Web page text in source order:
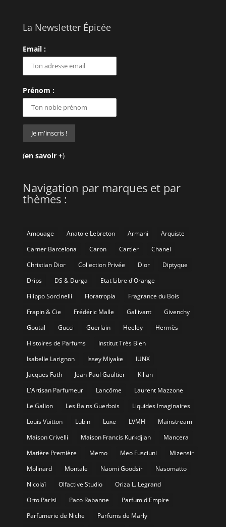
La Newsletter Épicée
Email :
Prénom :
(en savoir +)
Navigation par marques et par
thèmes :
Amouage Anatole Lebreton Armani
Arquiste
Carner Barcelona
Caron Cartier
Chanel
Christian Dior
Collection Privée Dior
Diptyque
Drips
DS & Durga
Etat Libre d'Orange
Filippo Sorcinelli
Floratropia
Fragrance du Bois
Frapin & Cie
Frédéric Malle Gallivant
Givenchy
Goutal
Gucci Guerlain Heeley
Hermès
Histoires de Parfums
Institut Très Bien
Isabelle Larignon
Issey Miyake
IUNX
Jacques Fath
Jean-Paul Gaultier
Kilian
L'Artisan Parfumeur
Lancôme
Laurent Mazzone
Le Galion
Les Bains Guerbois
Liquides Imaginaires
Louis Vuitton
Lubin Luxe LVMH
Mainstream
Maison Crivelli
Maison Francis Kurkdjian
Mancera
Matière Première
Memo Meo Fusciuni
Mizensir
Molinard
Montale Naomi Goodsir
Nasomatto
Nicolaï
Olfactive Studio
Oriza L. Legrand
Orto Parisi
Paco Rabanne
Parfum d'Empire
Parfumerie de Niche
Parfums de Marly